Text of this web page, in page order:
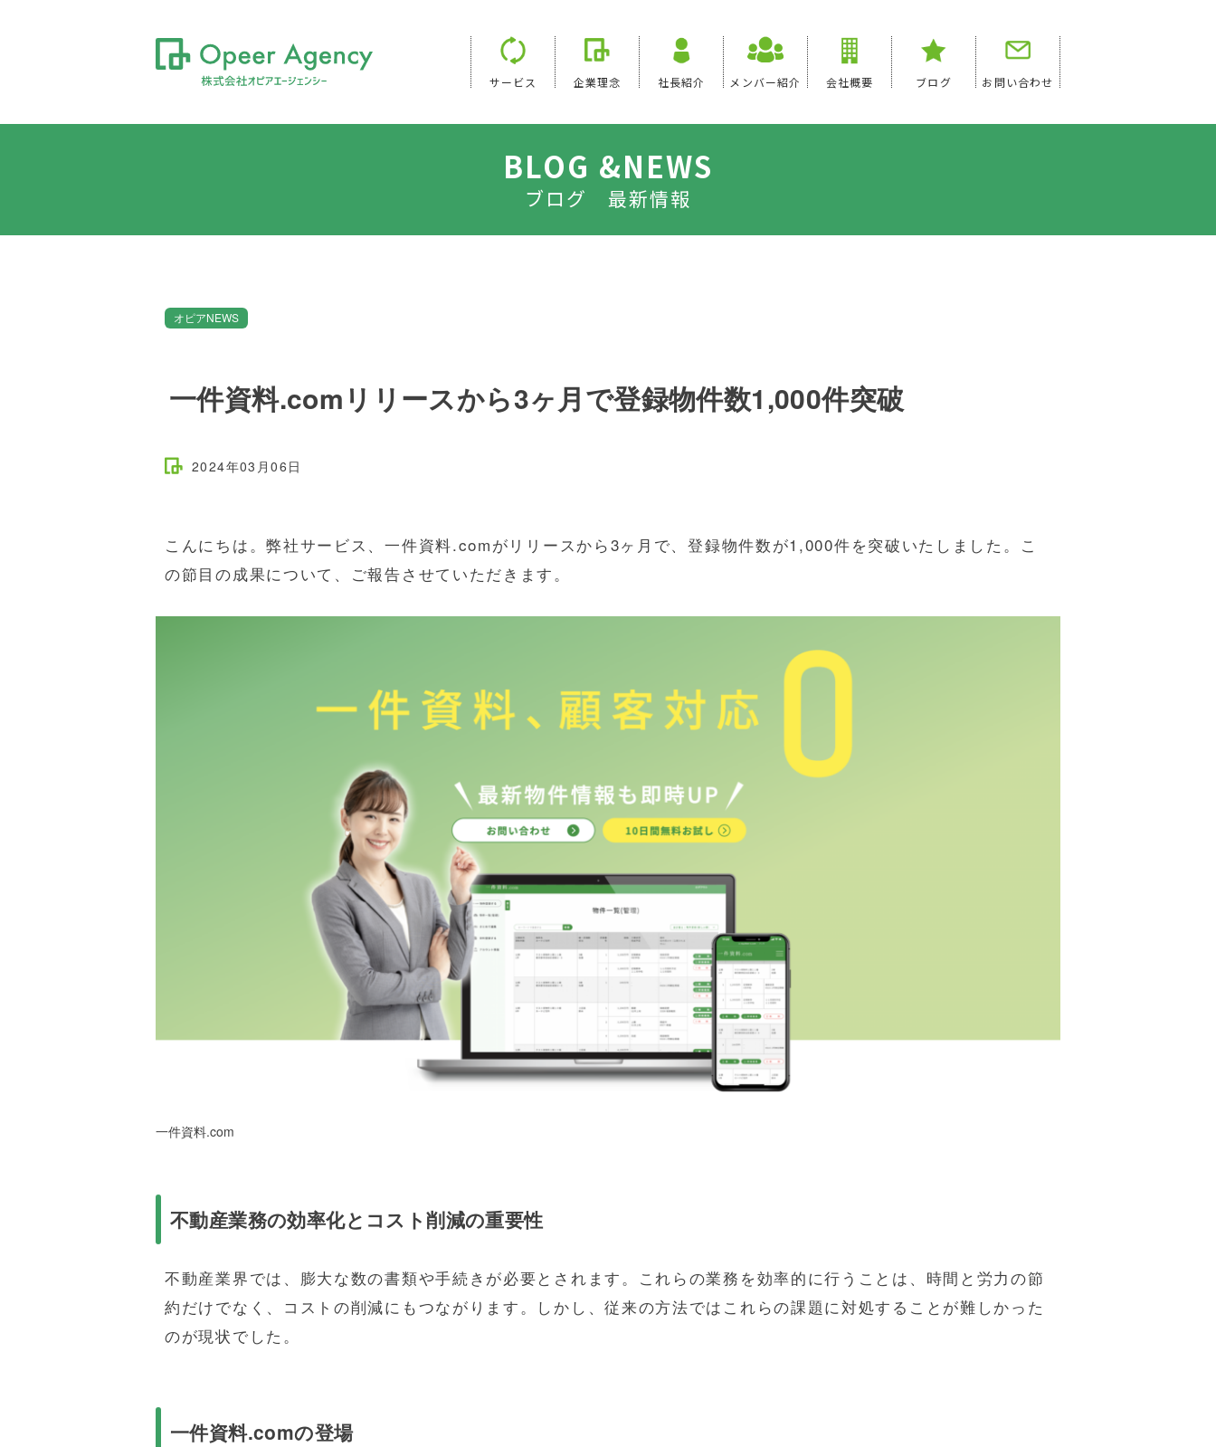
サービス 企業理念 社長紹介 メンバー紹介 会社概要 ブログ お問い合わせ
BLOG &NEWS
ブログ 最新情報
オピアNEWS
一件資料.comリリースから3ヶ月で登録物件数1,000件突破
2024年03月06日
こんにちは。弊社サービス、一件資料.comがリリースから3ヶ月で、登録物件数が1,000件を突破いたしました。こ
の節目の成果について、ご報告させていただきます。
一件資料.com
不動産業務の効率化とコスト削減の重要性
不動産業界では、膨大な数の書類や手続きが必要とされます。これらの業務を効率的に行うことは、時間と労力の節
約だけでなく、コストの削減にもつながります。しかし、従来の方法ではこれらの課題に対処することが難しかった
のが現状でした。
一件資料.comの登場